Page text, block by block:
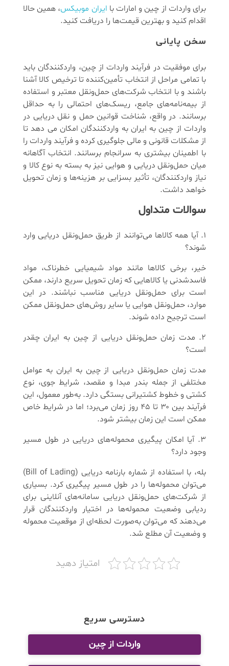
برای واردات از چین و امارات با ایران موبیکس، همین حالا
اقدام کنید و بهترین قیمت‌ها را دریافت کنید.
سخن پایانی
برای موفقیت در فرآیند واردات از چین، واردکنندگان باید
با تمامی مراحل از انتخاب تأمین‌کننده تا ترخیص کالا آشنا
باشند و با انتخاب شرکت‌های حمل‌ونقل معتبر و استفاده
از بیمه‌نامه‌های جامع، ریسک‌های احتمالی را به حداقل
برسانند. در واقع، شناخت قوانین حمل ‌و نقل دریایی در
واردات از چین به ایران به واردکنندگان امکان می دهد تا
از مشکلات قانونی و مالی جلوگیری کرده و فرآیند واردات را
با اطمینان بیشتری به سرانجام برسانند. انتخاب آگاهانه
میان حمل‌ونقل دریایی و هوایی نیز به بسته به نوع کالا و
نیاز واردکنندگان، تأثیر بسزایی بر هزینه‌ها و زمان تحویل
خواهد داشت.
سوالات متداول
1. آیا همه کالاها می‌توانند از طریق حمل‌ونقل دریایی وارد
شوند؟
خیر، برخی کالاها مانند مواد شیمیایی خطرناک، مواد
فاسدشدنی یا کالاهایی که زمان تحویل سریع دارند، ممکن
است برای حمل‌ونقل دریایی مناسب نباشند. در این
موارد، حمل‌ونقل هوایی یا سایر روش‌های حمل‌ونقل ممکن
است ترجیح داده شوند.
2. مدت زمان حمل‌ونقل دریایی از چین به ایران چقدر
است؟
مدت زمان حمل‌ونقل دریایی از چین به ایران به عوامل
مختلفی از جمله بندر مبدا و مقصد، شرایط جوی، نوع
کشتی و خطوط کشتیرانی بستگی دارد. به‌طور معمول، این
فرآیند بین ۳۰ تا ۴۵ روز زمان می‌برد؛ اما در شرایط خاص
ممکن است این زمان بیشتر شود.
3. آیا امکان پیگیری محموله‌های دریایی در طول مسیر
وجود دارد؟
بله، با استفاده از شماره بارنامه دریایی (Bill of Lading)
می‌توان محموله‌ها را در طول مسیر پیگیری کرد. بسیاری
از شرکت‌های حمل‌ونقل دریایی سامانه‌های آنلاینی برای
ردیابی وضعیت محموله‌ها در اختیار واردکنندگان قرار
می‌دهند که می‌توان به‌صورت لحظه‌ای از موقعیت محموله
و وضعیت آن مطلع شد.
امتیاز دهید
دسترسی سریع
واردات از چین